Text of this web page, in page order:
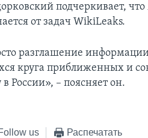
подчеркивает,
от задач WikiLeaks.
разглашение
круга приближенных и
России», – поясняет он.
us Распечатать